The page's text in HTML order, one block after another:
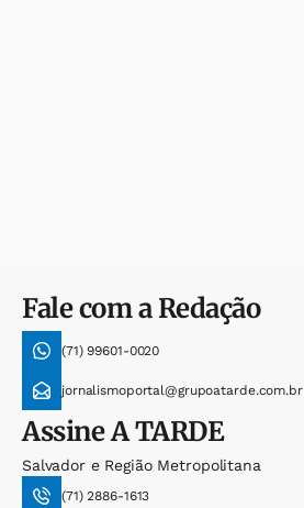
Fale com a Redação
(71) 99601-0020
jornalismoportal@grupoatarde.com.br
AssineA TARDE
Salvador e Região Metropolitana
(71) 2886-1613